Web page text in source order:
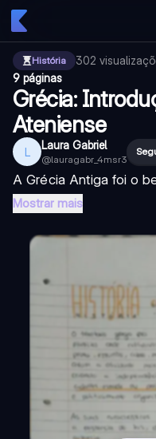
História 302
9 páginas
Grécia:
Ateniense
L Laura Gabriel
@lauragabr_4msr3
A Grécia Antiga foi o
Mostrar mais